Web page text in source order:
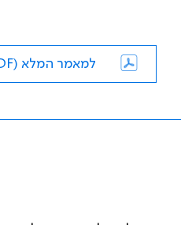
למאמר המלא (PDF)